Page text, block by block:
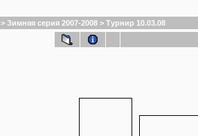
> Зимняя серия 2007-2008 > Турнир 10.03.08